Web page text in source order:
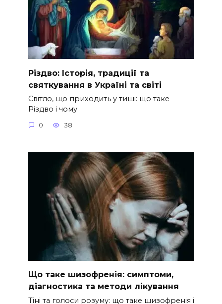
Різдво: Історія, традиції та
святкування в Україні та світі
Світло, що приходить у тиші: що таке
Різдво і чому
0 38
Що таке шизофренія: симптоми,
діагностика та методи лікування
Тіні та голоси розуму: що таке шизофренія і